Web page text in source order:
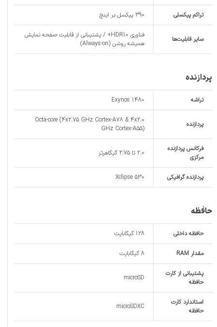
تراکم پیکسلی 390 پیکسل بر اینچ
سایر قابلیت‌ها
فناوری HDR10+ / پشتیبانی از قابلیت صفحه نمایش
همیشه روشن (Always-on)
پردازنده
تراشه Exynos 1480
پردازنده‌
Octa-core (4x2.75 GHz Cortex-A78 & 4x2.0
GHz Cortex-A55)
فرکانس پردازنده‌
مرکزی
2.0 تا 2.75 گیگاهرتز
پردازنده‌ گرافیکی Xclipse 530
حافظه
حافظه داخلی 128 گیگابایت
مقدار RAM 8 گیگابایت
پشتیبانی از کارت
حافظه
microSD
استاندارد کارت
حافظه
microSDXC